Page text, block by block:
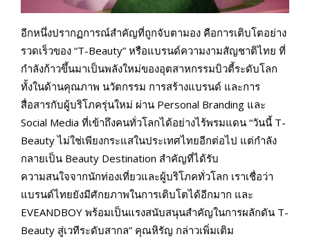
อีกหนึ่งปรากฏการณ์สำคัญที่ถูกจับตามอง คือการเติบโตอย่าง
รวดเร็วของ “T-Beauty” หรือแบรนด์ความงามสัญชาติไทย ที่
กำลังก้าวขึ้นมาเป็นพลังใหม่ของอุตสาหกรรมบิวตี้ระดับโลก
ทั้งในด้านคุณภาพ นวัตกรรม การสร้างแบรนด์ และการ
สื่อสารกับผู้บริโภครุ่นใหม่ ผ่าน Personal Branding และ
Social Media ที่เข้าถึงคนทั่วโลกได้อย่างไร้พรมแดน “วันนี้ T-
Beauty ไม่ใช่เพียงกระแสในประเทศไทยอีกต่อไป แต่กำลัง
กลายเป็น Beauty Destination สำคัญที่ได้รับ
ความสนใจจากนักท่องเที่ยวและผู้บริโภคทั่วโลก เราเชื่อว่า
แบรนด์ไทยยังมีศักยภาพในการเติบโตได้อีกมาก และ
EVEANDBOY พร้อมเป็นแรงสนับสนุนสำคัญในการผลักดัน T-
Beauty สู่เวทีระดับสากล” คุณหิรัญ กล่าวเพิ่มเติม